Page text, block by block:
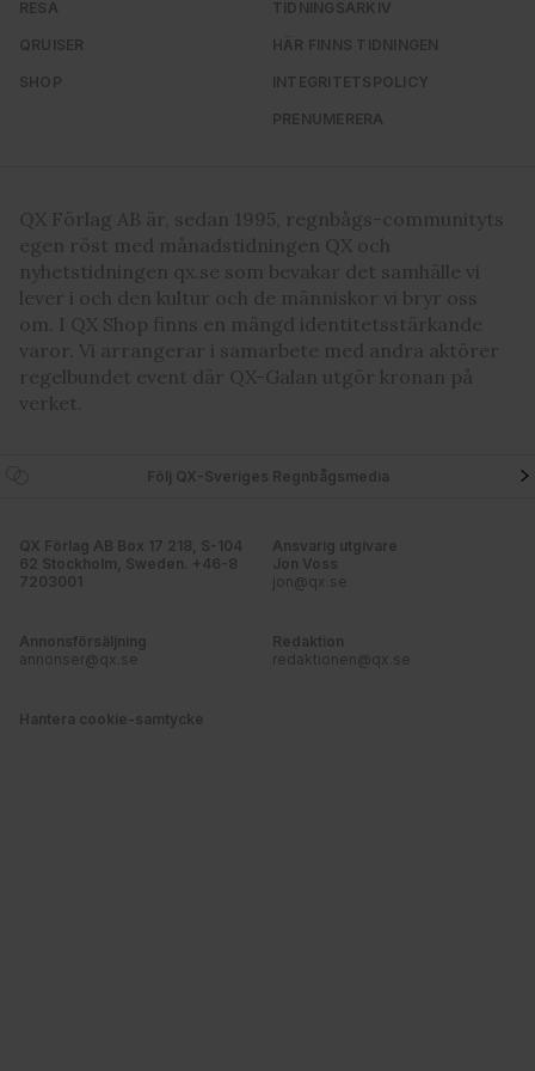
våra cookies vid fortsatt användande av vår webbplats.
RESA
QRUISER
SHOP
TIDNINGSARKIV
HÄR FINNS TIDNINGEN
INTEGRITETSPOLICY
PRENUMERERA
QX Förlag AB är, sedan 1995, regnbågs-communityts
egen röst med månadstidningen QX och
nyhetstidningen qx.se som bevakar det samhälle vi
lever i och den kultur och de människor vi bryr oss
om. I QX Shop finns en mängd identitetsstärkande
varor. Vi arrangerar i samarbete med andra aktörer
regelbundet event där QX-Galan utgör kronan på
verket.
Följ QX-Sveriges Regnbågsmedia
QX Förlag AB Box 17 218, S-104
62 Stockholm, Sweden. +46-8
7203001
Ansvarig utgivare
Jon Voss
jon@qx.se
Annonsförsäljning
annonser@qx.se
Redaktion
redaktionen@qx.se
Hantera cookie-samtycke